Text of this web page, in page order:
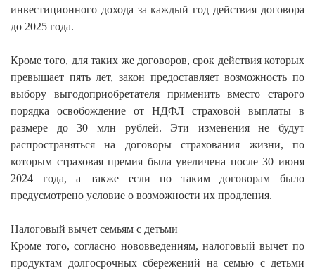
инвестиционного дохода за каждый год действия договора
до 2025 года.
Кроме того, для таких же договоров, срок действия которых
превышает пять лет, закон предоставляет возможность по
выбору выгодоприобретателя применить вместо старого
порядка освобождение от НДФЛ страховой выплаты в
размере до 30 млн рублей. Эти изменения не будут
распространяться на договоры страхования жизни, по
которым страховая премия была увеличена после 30 июня
2024 года, а также если по таким договорам было
предусмотрено условие о возможности их продления.
Налоговый вычет семьям с детьми
Кроме того, согласно нововведениям, налоговый вычет по
продуктам долгосрочных сбережений на семью с детьми